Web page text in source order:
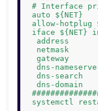
# Interface
auto ${NET}
allow-hotplug
iface ${NET}
address
netmask
gateway
dns-
dns-search
dns-domain
systemctl